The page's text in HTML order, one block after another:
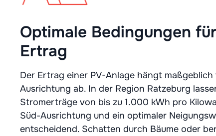
Optimale Bedingungen
Ertrag
Der Ertrag einer PV-Anlage hängt
Ausrichtung ab. In der Region Ratzeburg
Stromerträge von bis zu 1.000 kWh pro
Süd-Ausrichtung und ein optimaler
entscheidend. Schatten durch Bäume oder